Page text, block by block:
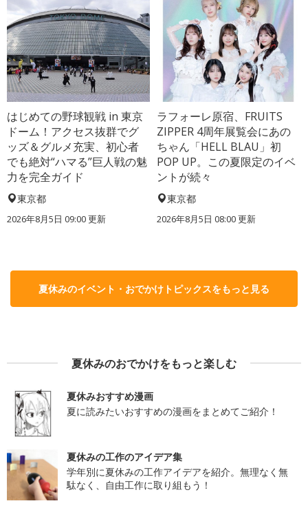
はじめての野球観戦 in 東京
ドーム！アクセス抜群でグ
ッズ＆グルメ充実、初心者
でも絶対“ハマる”巨人戦の魅
力を完全ガイド
東京都
2026年8月5日 09:00更新
ラフォーレ原宿、FRUITS
ZIPPER 4周年展覧会にあの
ちゃん「HELL BLAU」初
POP UP。この夏限定のイベ
ントが続々
東京都
2026年8月5日 08:00更新
夏休みのイベント・おでかけトピックスをもっと見る
夏休みのおでかけをもっと楽しむ
夏休みおすすめ漫画
夏に読みたいおすすめの漫画をまとめてご紹介！
夏休みの工作のアイデア集
学年別に夏休みの工作アイデアを紹介。無理なく無
駄なく、自由工作に取り組もう！